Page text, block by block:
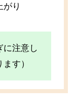
がり
に注意し
す）